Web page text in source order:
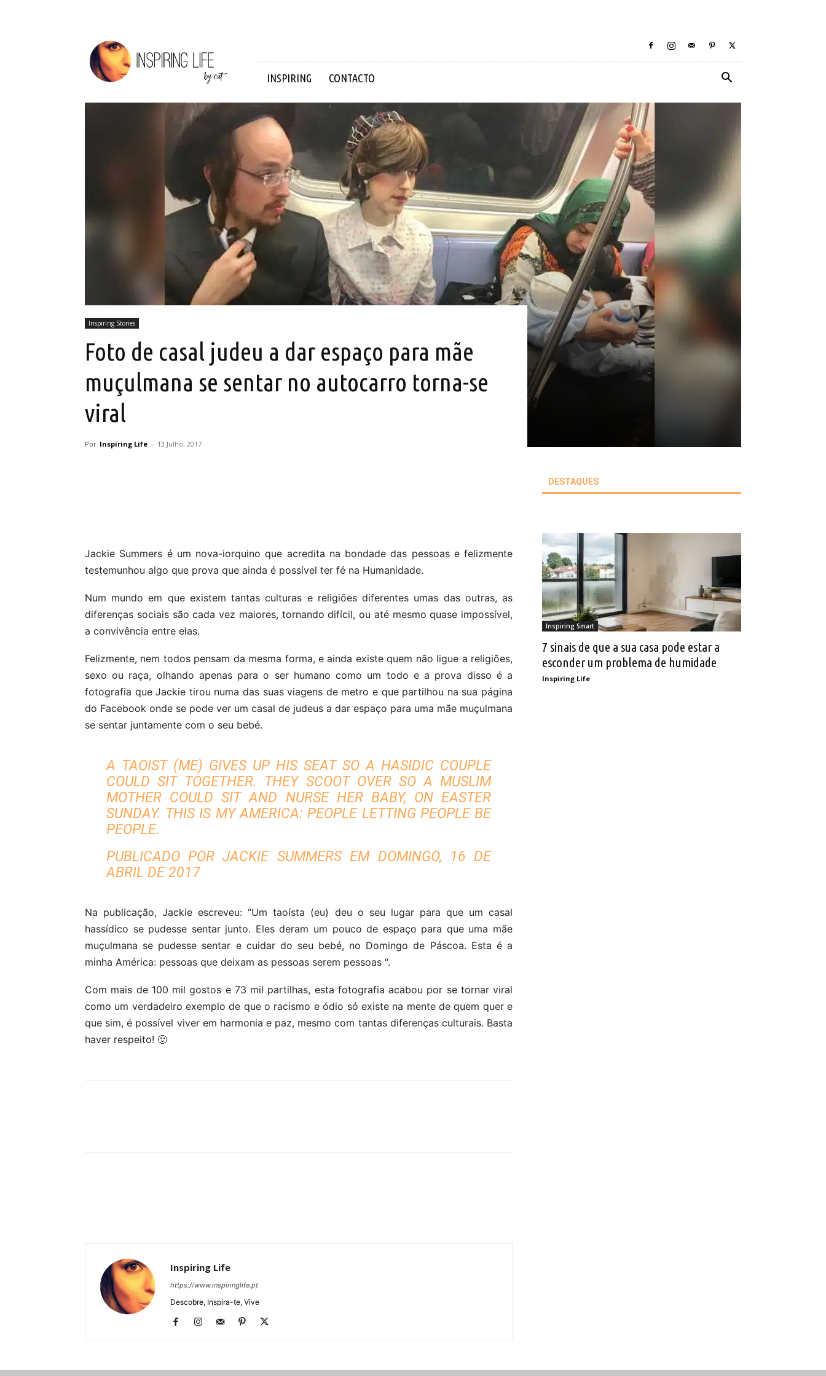
Inspiring
Life
INSPIRING CONTACTO
Inspiring Stories
Foto de casal judeu a dar espaço para mãe
muçulmana se sentar no autocarro torna-se
viral
Por Inspiring Life - 13 Julho, 2017
Jackie Summers é um nova-iorquino que acredita na bondade das pessoas e felizmente
testemunhou algo que prova que ainda é possível ter fé na Humanidade.
Num mundo em que existem tantas culturas e religiões diferentes umas das outras, as
diferenças sociais são cada vez maiores, tornando difícil, ou até mesmo quase impossível,
a convivência entre elas.
Felizmente, nem todos pensam da mesma forma, e ainda existe quem não ligue a religiões,
sexo ou raça, olhando apenas para o ser humano como um todo e a prova disso é a
fotografia que Jackie tirou numa das suas viagens de metro e que partilhou na sua página
do Facebook onde se pode ver um casal de judeus a dar espaço para uma mãe muçulmana
se sentar juntamente com o seu bebé.
A TAOIST (ME) GIVES UP HIS SEAT SO A HASIDIC COUPLE
COULD SIT TOGETHER. THEY SCOOT OVER SO A MUSLIM
MOTHER COULD SIT AND NURSE HER BABY, ON EASTER
SUNDAY. THIS IS MY AMERICA: PEOPLE LETTING PEOPLE BE
PEOPLE.
PUBLICADO PORJACKIE SUMMERSEM DOMINGO, 16 DE
ABRIL DE 2017
Na publicação, Jackie escreveu: “Um taoísta (eu) deu o seu lugar para que um casal
hassídico se pudesse sentar junto. Eles deram um pouco de espaço para que uma mãe
muçulmana se pudesse sentar e cuidar do seu bebé, no Domingo de Páscoa. Esta é a
minha América: pessoas que deixam as pessoas serem pessoas “.
Com mais de 100 mil gostos e 73 mil partilhas, esta fotografia acabou por se tornar viral
como um verdadeiro exemplo de que o racismo e ódio só existe na mente de quem quer e
que sim, é possível viver em harmonia e paz, mesmo com tantas diferenças culturais. Basta
haver respeito! 🙂
Inspiring Life
https://www.inspiringlife.pt
Descobre, Inspira-te, Vive
DESTAQUES
Inspiring Smart
7 sinais de que a sua casa pode estar a
esconder um problema de humidade
Inspiring Life